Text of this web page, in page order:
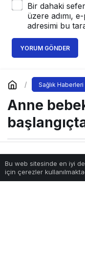
Bir dahaki
üzere adımı,
adresimi bu
YORUM GÖNDER
Sağlık Haberleri
Anne
Sağlıklı.Org
7 Ağustos
209
Bu web sitesinde en iyi
için çerezler
Anasayfa